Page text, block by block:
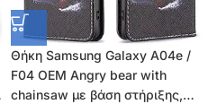
Θήκη Samsung Galaxy A04e /
F04 OEM Angry bear with
chainsaw με βάση στήριξης,